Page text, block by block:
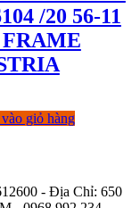
/20 56-11
FRAME
giỏ hàng
- Địa Chỉ: 650